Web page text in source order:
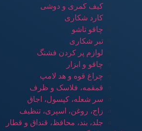
کیف کمری و دوشی
کارد شکاری
چاقو تاشو
تبر شکاری
لوازم پر کردن فشنگ
چاقو و ابزار
چراغ قوه و هد لامپ
قمقمه، فلاسک و ظرف
سر شعله، کپسول، اجاق
زاج، روغن، اسپری، تنظیف
جلد، بند، محافظ، قنداق و قطار